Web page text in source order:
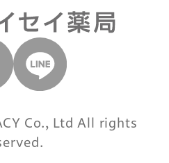
Co., Ltd All rights